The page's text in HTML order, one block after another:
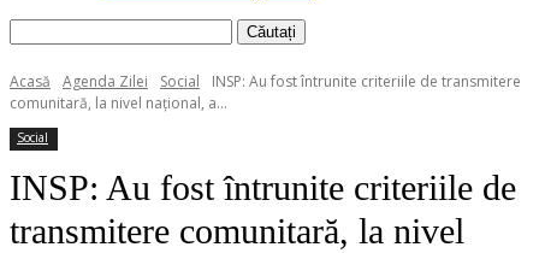
Acasă Agenda Zilei Social
INSP: Au fost întrunite criteriile de transmitere
comunitară, la nivel naţional, a...
Social
INSP: Au fost întrunite criteriile de
transmitere comunitară, la nivel